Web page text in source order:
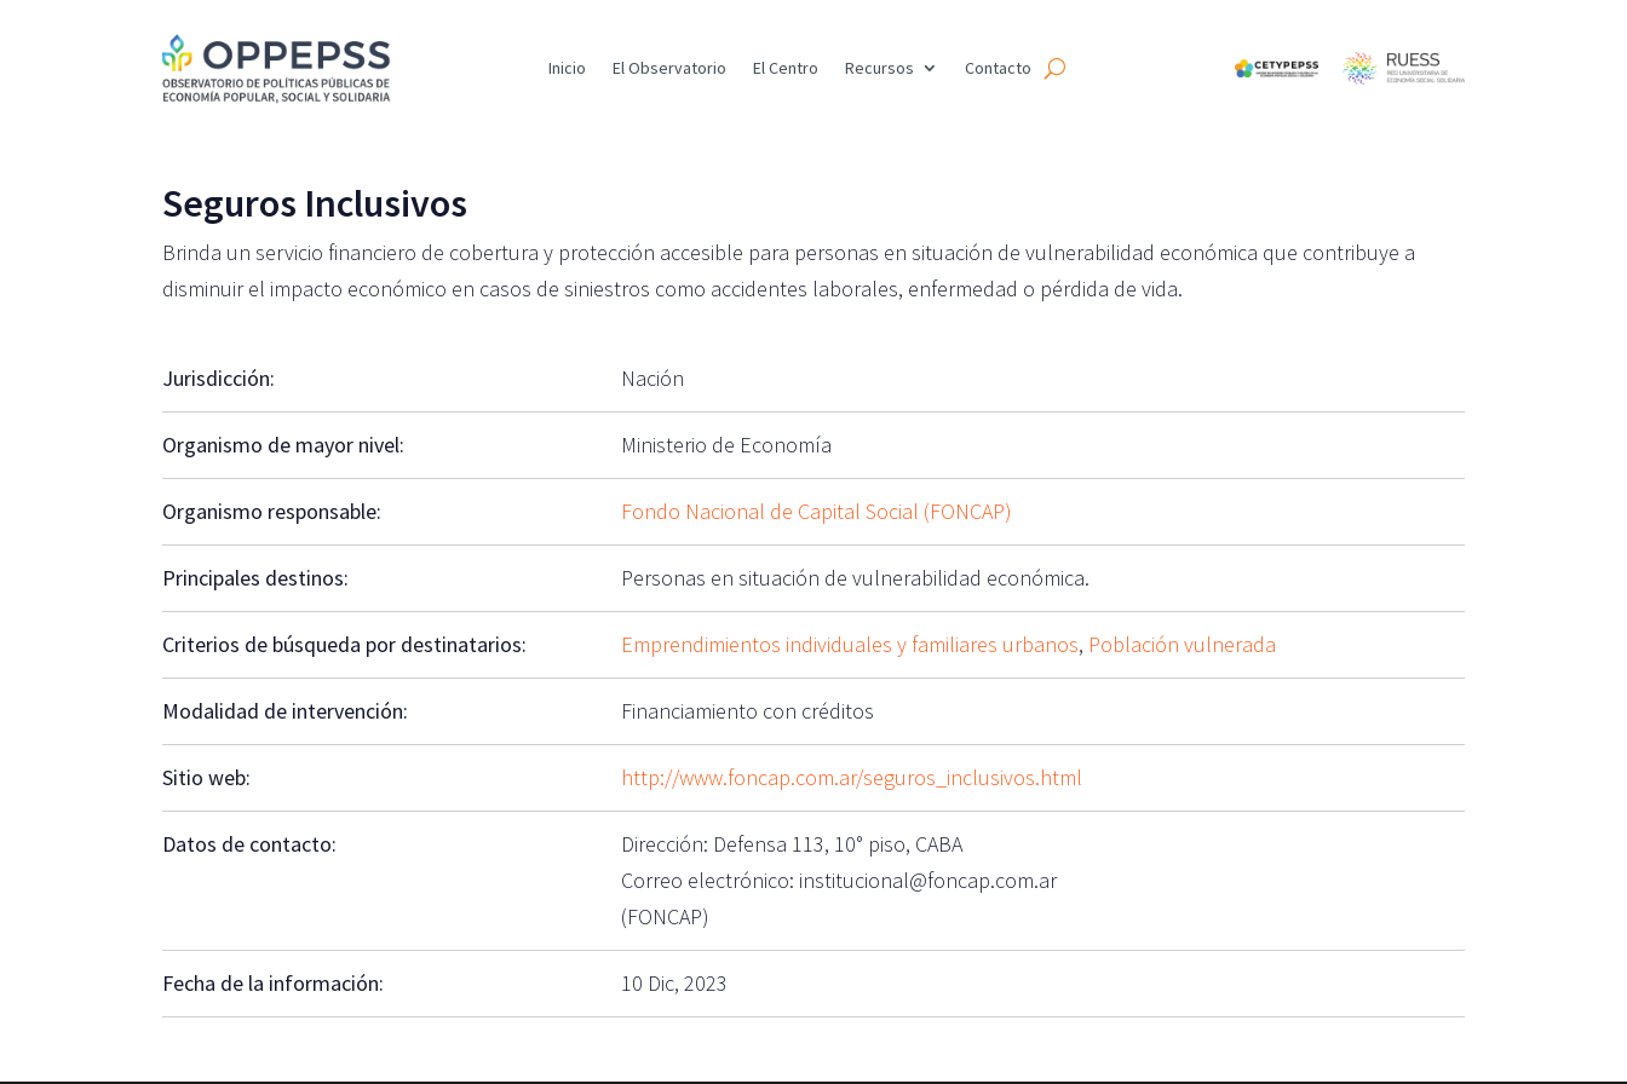
Inicio El Observatorio El Centro Recursos Contacto
Seguros Inclusivos
Brinda un servicio financiero de cobertura y protección accesible para personas en situación de vulnerabilidad económica que contribuye a
disminuir el impacto económico en casos de siniestros como accidentes laborales, enfermedad o pérdida de vida.
Jurisdicción: Nación
Organismo de mayor nivel: Ministerio de Economía
Organismo responsable: Fondo Nacional de Capital Social (FONCAP)
Principales destinos: Personas en situación de vulnerabilidad económica.
Criterios de búsqueda por destinatarios: Emprendimientos individuales y familiares urbanos, Población vulnerada
Modalidad de intervención: Financiamiento con créditos
Sitio web: http://www.foncap.com.ar/seguros_inclusivos.html
Datos de contacto:
Dirección: Defensa 113, 10° piso, CABA
Correo electrónico: institucional@foncap.com.ar
(FONCAP)
Fecha de la información: 10 Dic, 2023